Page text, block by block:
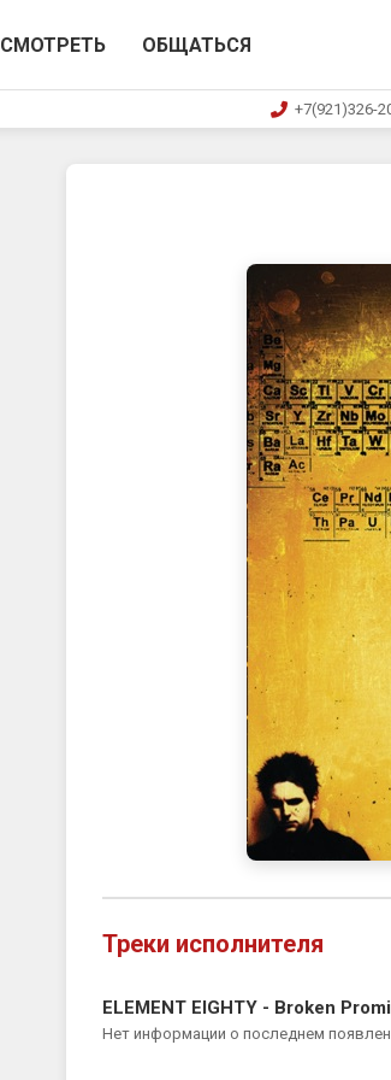
СМОТРЕТЬ ОБЩАТЬСЯ
+7(921)326-
Треки исполнителя
ELEMENT EIGHTY - Broken
Нет информации о последнем